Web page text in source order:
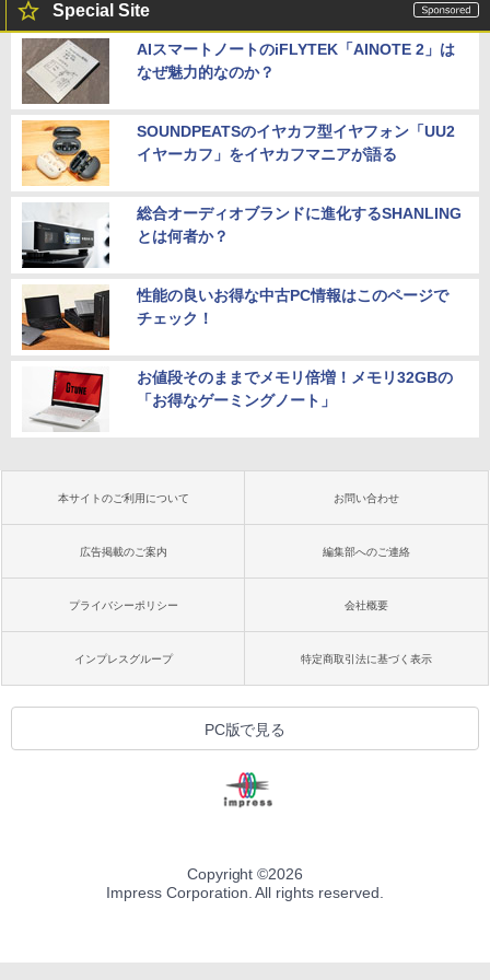
Special Site
AIスマートノートのiFLYTEK「AINOTE 2」は
なぜ魅力的なのか？
SOUNDPEATSのイヤカフ型イヤフォン「UU2
イヤーカフ」をイヤカフマニアが語る
総合オーディオブランドに進化するSHANLING
とは何者か？
性能の良いお得な中古PC情報はこのページで
チェック！
お値段そのままでメモリ倍増！メモリ32GBの
「お得なゲーミングノート」
本サイトのご利用について お問い合わせ
広告掲載のご案内 編集部へのご連絡
プライバシーポリシー 会社概要
インプレスグループ 特定商取引法に基づく表示
PC版で見る
Copyright ©2026
Impress Corporation. All rights reserved.